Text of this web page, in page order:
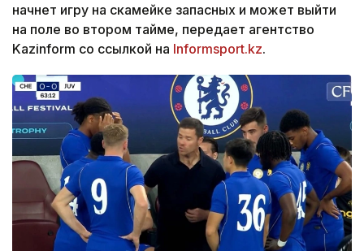
начнет игру на скамейке запасных и может выйти
на поле во втором тайме, передает агентство
Kazinform со ссылкой на Informsport.kz.